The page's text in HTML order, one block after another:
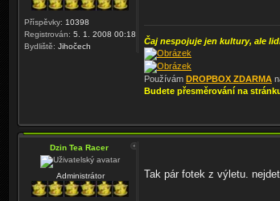
Příspěvky: 10398
Registrován: 5. 1. 2008 00:18
Bydliště: Jihočech
Čaj nespojuje jen kultury, ale
Používám DROPBOX ZDARMA
Budete přesměrování na
Dzin Tea Racer
Administrátor Tak pár fotek z výletu.